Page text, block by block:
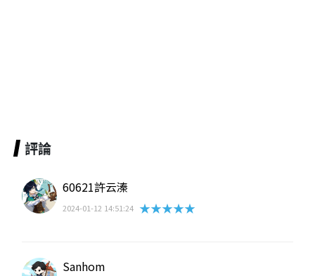
評論
60621許云溱
2024-01-12 14:51:24 ★★★★★
Sanhom